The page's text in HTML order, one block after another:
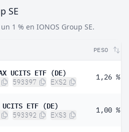
SE
1 % en IONOS Group SE.
PESO
UCITS ETF (DE)
593397 EXS2
1,26 %
ETF (DE)
593392 EXS3
1,00 %